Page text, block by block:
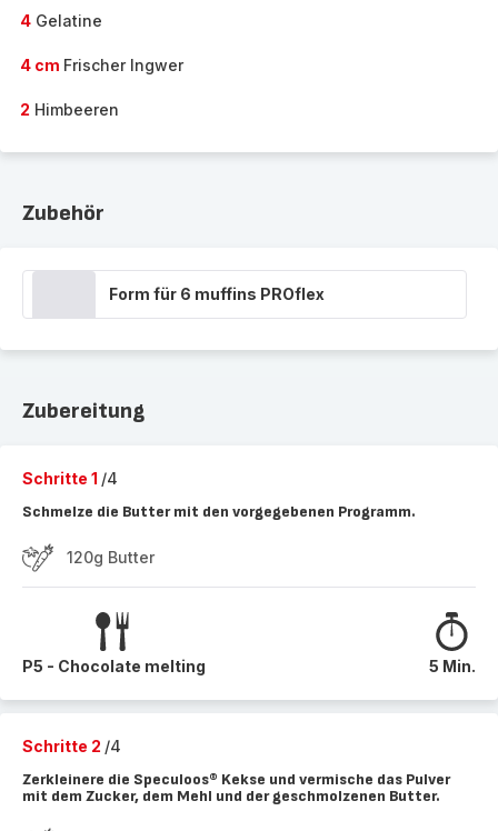
4 Gelatine
4 cm Frischer Ingwer
2 Himbeeren
Zubehör
Form für 6 muffins PROflex
Zubereitung
Schritte 1 /4
Schmelze die Butter mit den vorgegebenen Programm.
120g Butter
P5 - Chocolate melting 5 Min.
Schritte 2 /4
Zerkleinere die Speculoos® Kekse und vermische das Pulver
mit dem Zucker, dem Mehl und der geschmolzenen Butter.